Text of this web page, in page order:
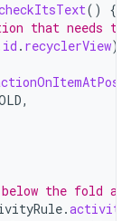
()
{
that needs to
id . recyclerView))
,
the fold
.activity